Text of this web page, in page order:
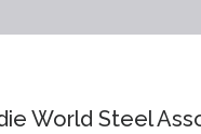
World Steel